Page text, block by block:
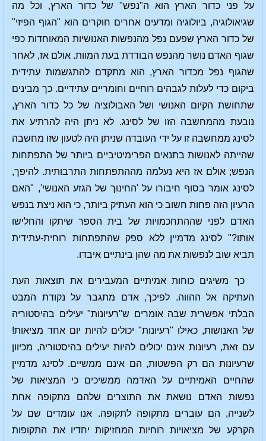
על פני כדור הארץ הוא ה"נפש" של כדור הארץ, וכל מה
שגיאולוגיה, ביולוגיה ומדעים אחרים חוקרים הוא "הגוף הפיזי"
של כדור הארץ שפעם נפל מהנפשות האנושיות המאוחדות כפי
שגוף האדם נושר מהנפש הבודדת בעת המוות. אולם אז, לאחר
שהגוף נפל מכדור הארץ, הוא מתקדם להתגשמות עתידית
ביקום כדי לעלות לגבהים רוחיים וחומריים עתידיים. כך מבינים
שתחושת הקיום האנושי ושל האבולוציה של כל כדור הארץ,
נובעת מהמחשבה הזו של לסינג. לא ניתן היה להרתיע את
לסינג ממחשבה זו על ידי העובדה שניתן היה לטעון שזו מחשבה
שהייתה לאנושות בתנאים הפרימיטיביים ביותר של התפתחות
הנפש; אולם אז היא נעלמה מההתפתחות התרבותית. להיפך,
לסינג אומר בסוף חיבורו על 'החינוך של הגזע האנושי', "האם
הרעיון הזה פחות חשוב כי הוא העתיק ביותר, כי הוא ניצת בנפש
האדם לפני שההתחכמויות של בית הספר שיתקו והחלישו
אותו?" לסינג מדמיין ללא ספק שהתפתחות רוחית-עתידית
תביא שוב לנפשות את מה שהן בינתיים איבדו.
כך משיגים כוחות אמיתיים המעבירים את תוצאות העת
העתיקה אל ההווה. לפיכך, אדם מתגבר על נקודת המבט
הבלתי אפשרית שבה אומרים ש"רעיונות" יעילים בהיסטוריה
של האנושות, כאילו "רעיונות" יכולים להיות יום אחד מציאות!
עם זאת, רעיונות אינם יכולים להיות יעילים בהיסטוריה, מכיוון
שרעיונות הם רק הפשטות, הם אינם ממשיים. לסינג מדמיין
שהחיים האמיתיים על האדמה ממשיכים כי המציאות של
נפשות האדם נושאת את התוצרים שלהם מתקופה אחת
לשנייה, הם עוברים מתקופה לתקופה. אנו עומדים שם על
הקרקע של מציאויות רוחיות המחזיקות יחדיו את התקופות